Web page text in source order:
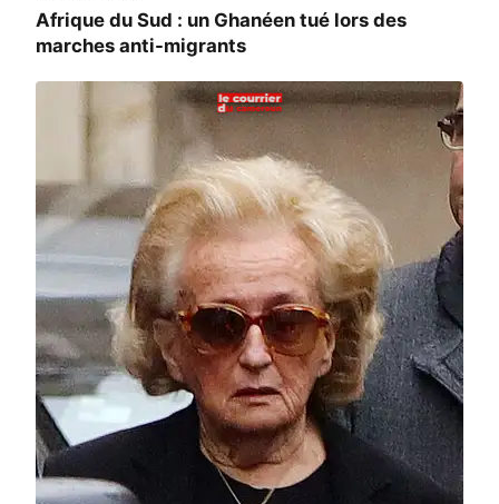
Afrique du Sud : un Ghanéen tué lors des
marches anti-migrants